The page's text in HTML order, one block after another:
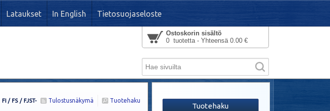
Lataukset In English Tietosuojaseloste
Ostoskorin sisältö
0 tuotetta - Yhteensä 0.00 €
Tuotehaku
Tulostusnäkymä
FI / FS / FJST-
Tuotehaku